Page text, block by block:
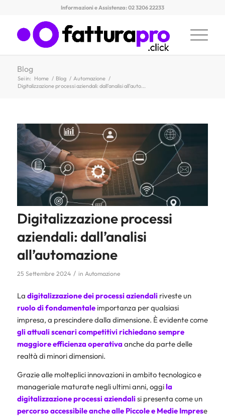
Informazioni e Assistenza: 02 3206 22233
Blog
Sei in: Home / Blog / Automazione /
Digitalizzazione processi aziendali: dall’analisi all’auto...
Digitalizzazione processi
aziendali: dall’analisi
all’automazione
25 Settembre 2024 / in Automazione
La digitalizzazione dei processi aziendaliriveste un
ruolo di fondamentaleimportanza per qualsiasi
impresa, a prescindere dalla dimensione. È evidente come
gli attuali scenari competitivi richiedano sempre
maggiore efficienza operativaanche da parte delle
realtà di minori dimensioni.
Grazie alle molteplici innovazioni in ambito tecnologico e
manageriale maturate negli ultimi anni, oggila
digitalizzazioneprocessi aziendalisi presenta come un
percorso accessibile anche alle Piccole e Medie Imprese